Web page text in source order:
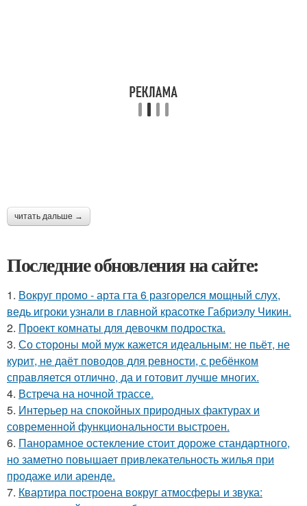
читать дальше →
Последние обновления на сайте:
1. Вокруг промо - арта гта 6 разгорелся мощный слух,
ведь игроки узнали в главной красотке Габриэлу Чикин.
2. Проект комнаты для девочкм подростка.
3. Со стороны мой муж кажется идеальным: не пьёт, не
курит, не даёт поводов для ревности, с ребёнком
справляется отлично, да и готовит лучше многих.
4. Встреча на ночной трассе.
5. Интерьер на спокойных природных фактурах и
современной функциональности выстроен.
6. Панорамное остекление стоит дороже стандартного,
но заметно повышает привлекательность жилья при
продаже или аренде.
7. Квартира построена вокруг атмосферы и звука: